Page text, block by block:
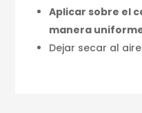
Aplicar sobre el
manera
Dejar secar al